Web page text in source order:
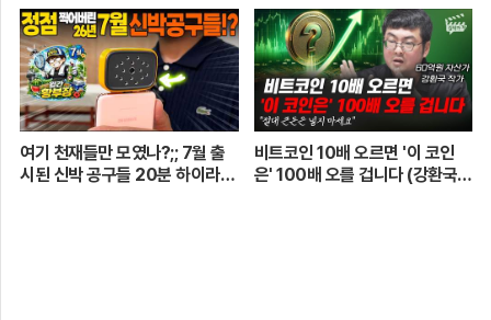
움 어벤져스 vs 일금회 | 16강 1
경기
여기 천재들만 모였나?;; 7월 출
시된 신박 공구들 20분 하이라이
비트코인 10배 오르면 '이 코인
은' 100배 오를 겁니다 (강환국